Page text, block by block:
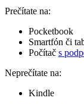
Prečítate na:
Pocketbook
Smartfón či
Počítač s
Neprečítate na:
Kindle